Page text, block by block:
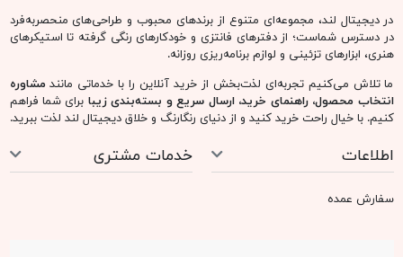
در دیجیتال لند، مجموعه‌ای متنوع از برندهای محبوب و طراحی‌های منحصربه‌فرد
در دسترس شماست؛ از دفترهای فانتزی و خودکارهای رنگی گرفته تا استیکرهای
هنری، ابزارهای تزئینی و لوازم برنامه‌ریزی روزانه.
ما تلاش می‌کنیم تجربه‌ای لذت‌بخش از خرید آنلاین را با خدماتی مانندمشاوره
انتخاب محصول، راهنمای خرید، ارسال سریع و بسته‌بندی زیبا برای شما فراهم
کنیم. با خیال راحت خرید کنید و از دنیای رنگارنگ و خلاق دیجیتال لند لذت ببرید.
اطلاعات خدمات مشتری
سفارش عمده